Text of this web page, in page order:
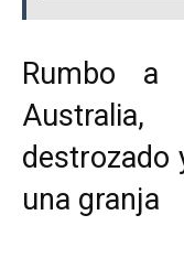
Rumbo a
destrozado
una granja